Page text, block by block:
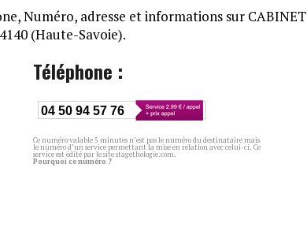
Numéro, adresse et informations sur CABINET
(Haute-Savoie).
Téléphone :
04 50 94 57 76
Ce numéro valable 5 minutes n’est pas le numéro du destinataire mais
le numéro d’un service permettant la mise en relation avec celui-ci. Ce
service est édité par le site stagethologie.com.
Pourquoi ce numéro ?